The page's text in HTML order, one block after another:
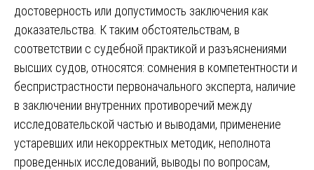
достоверность или допустимость заключения как
доказательства. К таким обстоятельствам, в
соответствии с судебной практикой и разъяснениями
высших судов, относятся: сомнения в компетентности и
беспристрастности первоначального эксперта, наличие
в заключении внутренних противоречий между
исследовательской частью и выводами, применение
устаревших или некорректных методик, неполнота
проведенных исследований, выводы по вопросам,